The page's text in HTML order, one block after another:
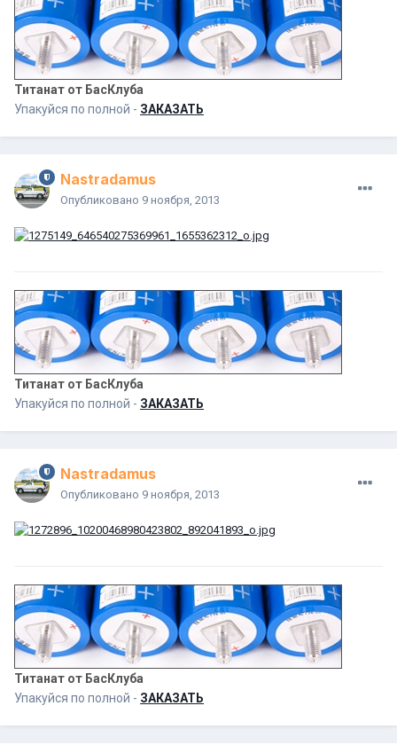
Титанат от БасКлуба
Упакуйся по полной - ЗАКАЗАТЬ
Nastradamus
Опубликовано 9 ноября, 2013
Титанат от БасКлуба
Упакуйся по полной - ЗАКАЗАТЬ
Nastradamus
Опубликовано 9 ноября, 2013
Титанат от БасКлуба
Упакуйся по полной - ЗАКАЗАТЬ